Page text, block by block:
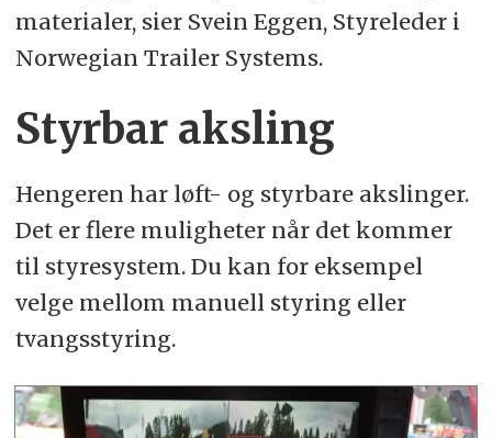
materialer, sier Svein Eggen, Styreleder i
Norwegian Trailer Systems.
Styrbar aksling
Hengeren har løft- og styrbare akslinger.
Det er flere muligheter når det kommer
til styresystem. Du kan for eksempel
velge mellom manuell styring eller
tvangsstyring.